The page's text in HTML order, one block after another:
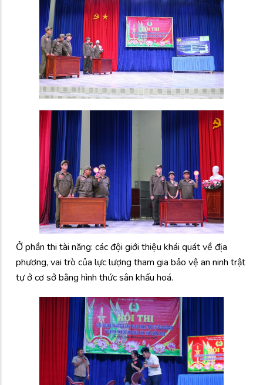
Ở phần thi tài năng: các đội giới thiệu khái quát về địa
phương, vai trò của lực lượng tham gia bảo vệ an ninh trật
tự ở cơ sở bằng hình thức sân khấu hoá.